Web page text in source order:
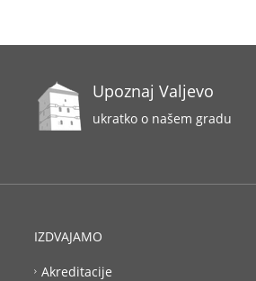
Upoznaj Valjevo
ukratko o našem gradu
IZDVAJAMO
Akreditacije